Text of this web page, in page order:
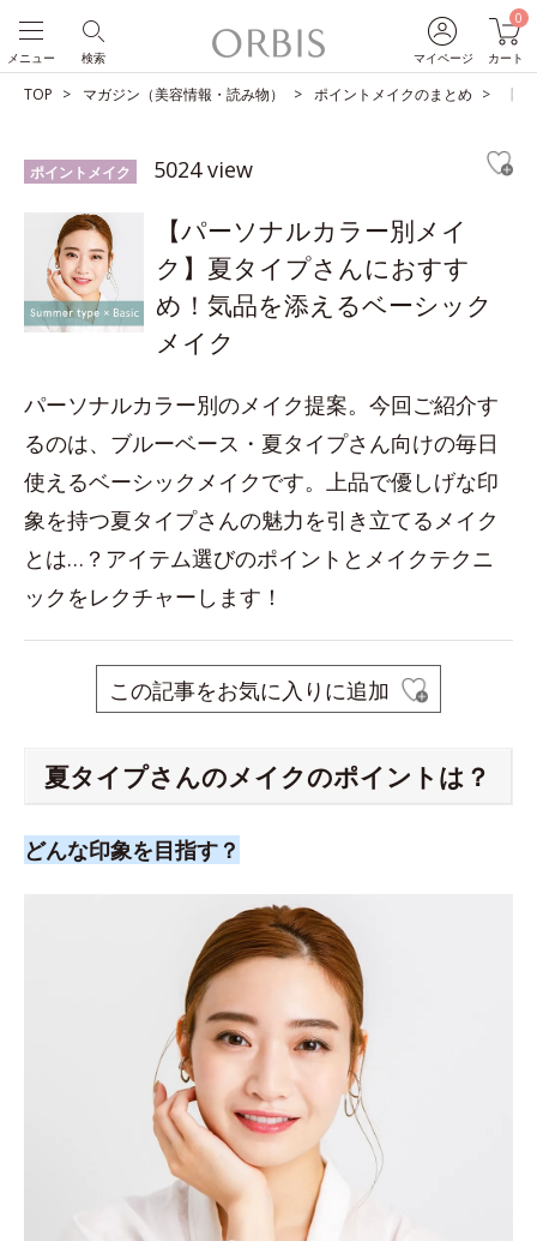
マイページ
0
カート
検索
メニュー
TOP マガジン（美容情報・読み物） ポイントメイクのまとめ 【
ポイントメイク 5024 view
【パーソナルカラー別メイ
ク】夏タイプさんにおすす
め！気品を添えるベーシック
メイク
パーソナルカラー別のメイク提案。今回ご紹介す
るのは、ブルーベース・夏タイプさん向けの毎日
使えるベーシックメイクです。上品で優しげな印
象を持つ夏タイプさんの魅力を引き立てるメイク
とは…？アイテム選びのポイントとメイクテクニ
ックをレクチャーします！
この記事をお気に入りに追加
夏タイプさんのメイクのポイントは？
どんな印象を目指す？